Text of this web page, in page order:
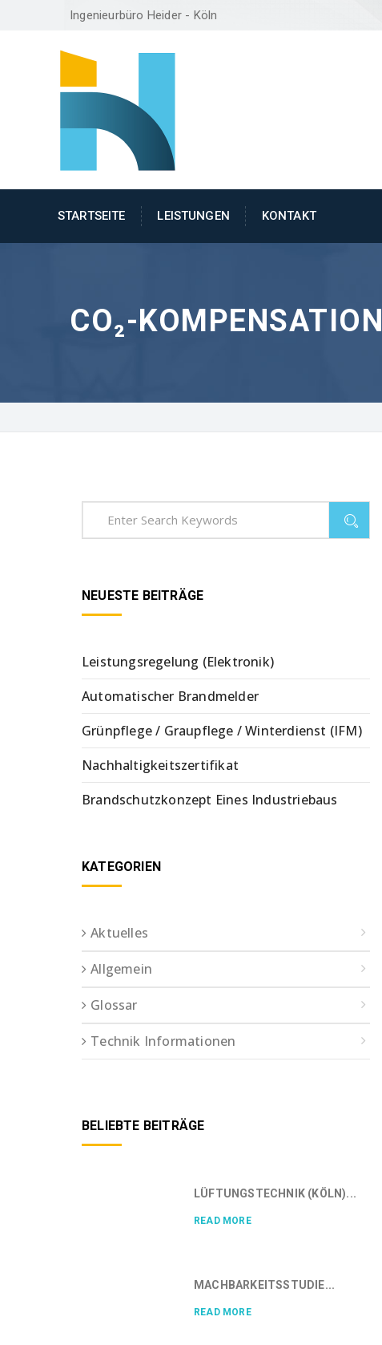
Ingenieurbüro Heider - Köln
STARTSEITE LEISTUNGEN KONTAKT
CO₂-KOMPENSATION
NEUESTE BEITRÄGE
Leistungsregelung (Elektronik)
Automatischer Brandmelder
Grünpflege / Graupflege / Winterdienst (IFM)
Nachhaltigkeitszertifikat
Brandschutzkonzept Eines Industriebaus
KATEGORIEN
Aktuelles
Allgemein
Glossar
Technik Informationen
BELIEBTE BEITRÄGE
LÜFTUNGSTECHNIK (KÖLN)...
READ MORE
MACHBARKEITSSTUDIE...
READ MORE